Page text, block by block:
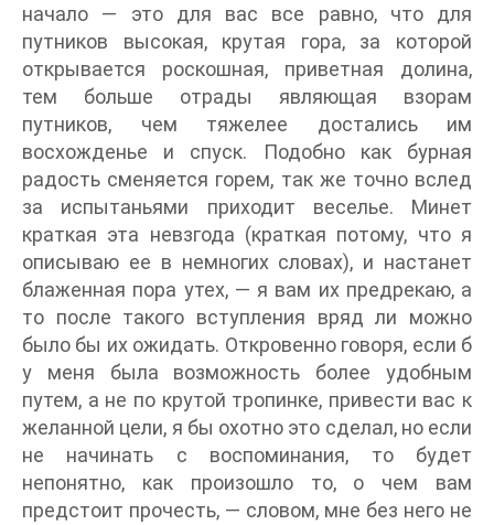
начало — это для вас все равно, что для
путников высокая, крутая гора, за которой
открывается роскошная, приветная долина,
тем больше отрады являющая взорам
путников, чем тяжелее достались им
восхожденье и спуск. Подобно как бурная
радость сменяется горем, так же точно вслед
за испытаньями приходит веселье. Минет
краткая эта невзгода (краткая потому, что я
описываю ее в немногих словах), и настанет
блаженная пора утех, — я вам их предрекаю, а
то после такого вступления вряд ли можно
было бы их ожидать. Откровенно говоря, если б
у меня была возможность более удобным
путем, а не по крутой тропинке, привести вас к
желанной цели, я бы охотно это сделал, но если
не начинать с воспоминания, то будет
непонятно, как произошло то, о чем вам
предстоит прочесть, — словом, мне без него не